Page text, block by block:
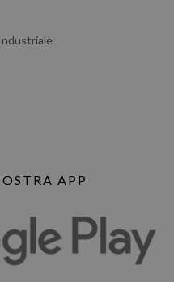
APP